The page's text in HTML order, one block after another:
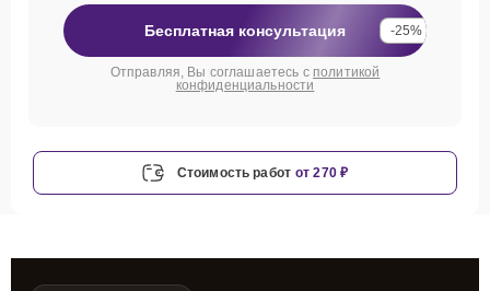
Бесплатная консультация -25%
Отправляя, Вы соглашаетесь с политикой
конфиденциальности
Стоимость работ от 270 ₽